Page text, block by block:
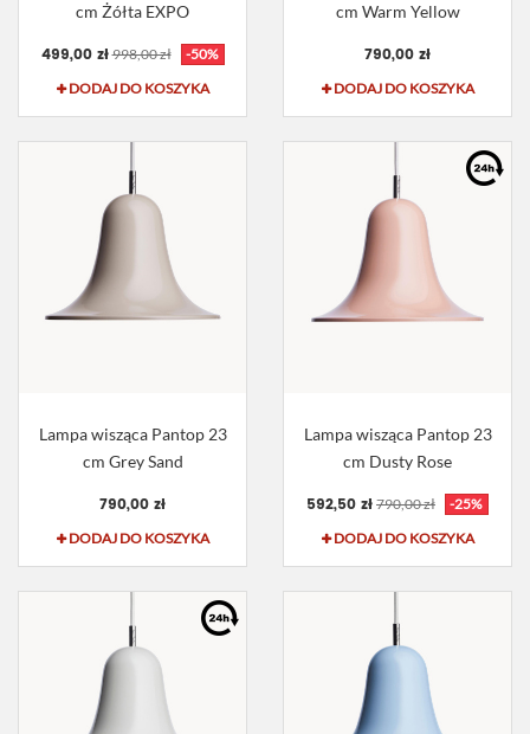
cm Żółta EXPO
499,00 zł 998,00 zł
-50%
DODAJ DO KOSZYKA
cm Warm Yellow
790,00 zł
DODAJ DO KOSZYKA
Lampa wisząca Pantop 23
cm Grey Sand
790,00 zł
DODAJ DO KOSZYKA
Lampa wisząca Pantop 23
cm Dusty Rose
592,50 zł 790,00 zł
-25%
DODAJ DO KOSZYKA